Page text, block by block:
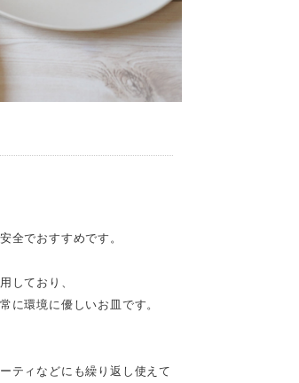
全でおすすめです。
しており、
に環境に優しいお皿です。
ティなどにも繰り返し使えて